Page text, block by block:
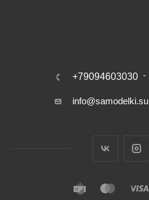
+79094603030
info@samodelki.su